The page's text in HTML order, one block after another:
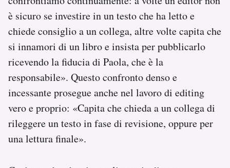
è sicuro se investire in un testo che ha letto e
chiede consiglio a un collega, altre volte capita che
si innamori di un libro e insista per pubblicarlo
ricevendo la fiducia di Paola, che è la
responsabile». Questo confronto denso e
incessante prosegue anche nel lavoro di editing
vero e proprio: «Capita che chieda a un collega di
rileggere un testo in fase di revisione, oppure per
una lettura finale».